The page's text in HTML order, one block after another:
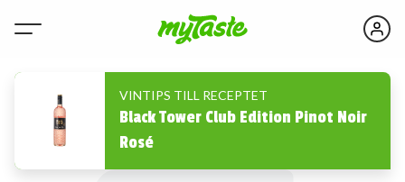
VINTIPS TILL RECEPTET
Black Tower Club Edition Pinot Noir
Rosé